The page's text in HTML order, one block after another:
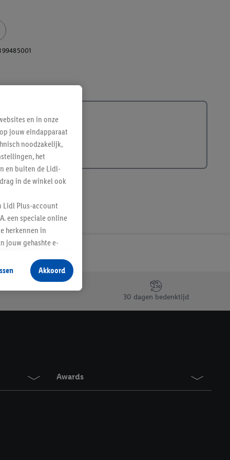
30 dagen bedenktijd
Awards
en in onze
jouw eindapparaat
noodzakelijk,
het
en buiten de Lidl-
in de winkel ook
Lidl Plus-account
een speciale online
herkennen in
jouw gehashte e-
producten waarin je
te plaatsen
verschillende
kunnen worden
vergelijkbare
in te
Akkoord